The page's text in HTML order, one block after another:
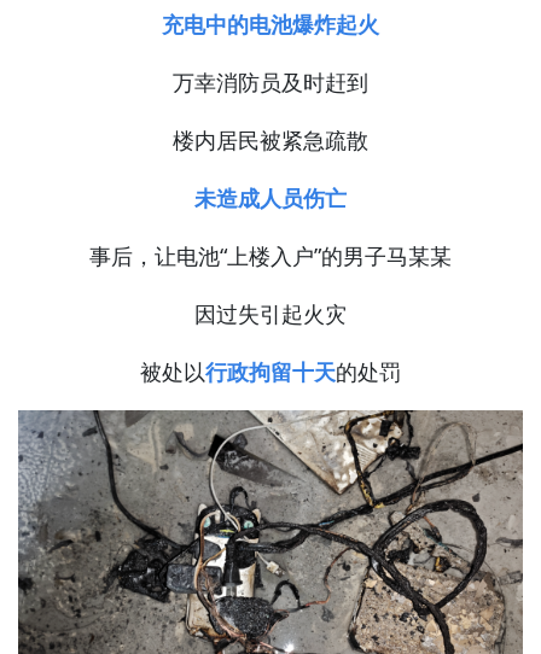
充电中的电池爆炸起火
万幸消防员及时赶到
楼内居民被紧急疏散
未造成人员伤亡
事后，让电池“上楼入户”的男子马某某
因过失引起火灾
被处以行政拘留十天的处罚